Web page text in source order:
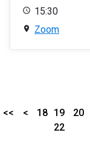
15:30
Zoom
<< < 18 19 20
22